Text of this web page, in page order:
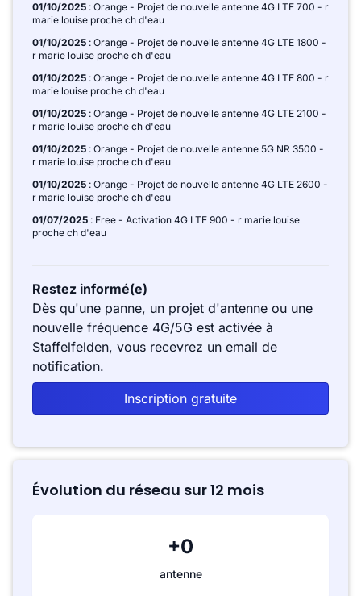
01/10/2025 : Orange - Projet de nouvelle antenne 4G LTE 700 - r
marie louise proche ch d'eau
01/10/2025 : Orange - Projet de nouvelle antenne 4G LTE 1800 -
r marie louise proche ch d'eau
01/10/2025 : Orange - Projet de nouvelle antenne 4G LTE 800 - r
marie louise proche ch d'eau
01/10/2025 : Orange - Projet de nouvelle antenne 4G LTE 2100 -
r marie louise proche ch d'eau
01/10/2025 : Orange - Projet de nouvelle antenne 5G NR 3500 -
r marie louise proche ch d'eau
01/10/2025 : Orange - Projet de nouvelle antenne 4G LTE 2600 -
r marie louise proche ch d'eau
01/07/2025 : Free - Activation 4G LTE 900 - r marie louise
proche ch d'eau
Restez informé(e)
Dès qu'une panne, un projet d'antenne ou une
nouvelle fréquence 4G/5G est activée à
Staffelfelden, vous recevrez un email de
notification.
Inscription gratuite
Évolution du réseau sur 12 mois
+0
antenne